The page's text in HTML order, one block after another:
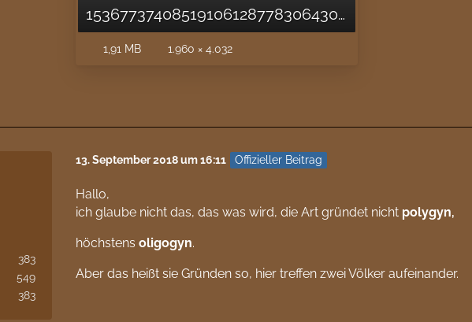
15367737408519106128778306430419.jpg
1,91 MB 1.960 × 4.032
383
549
383
13. September 2018 um 16:11 Offizieller Beitrag
Hallo,
ich glaube nicht das, das was wird, die Art gründet nicht polygyn,
höchstensoligogyn.
Aber das heißt sie Gründen so, hier treffen zwei Völker aufeinander.